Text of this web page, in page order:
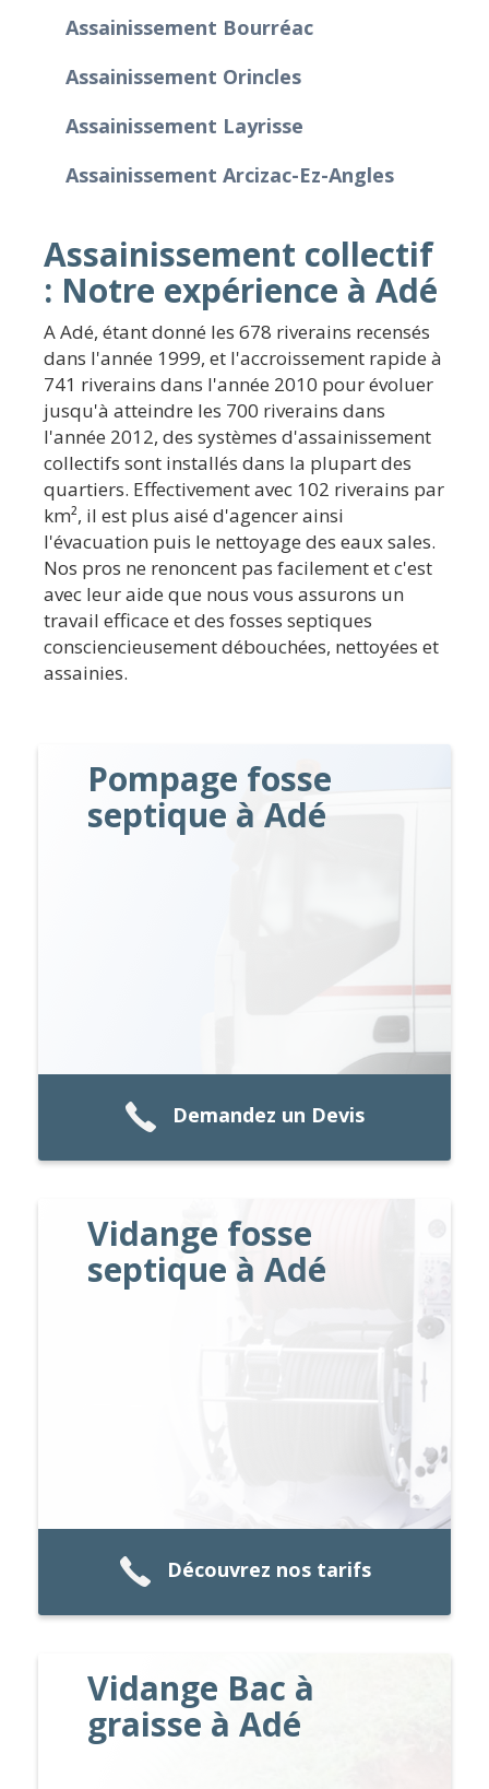
Assainissement Bourréac
Assainissement Orincles
Assainissement Layrisse
Assainissement Arcizac-Ez-Angles
Assainissement collectif
: Notre expérience à Adé
A Adé, étant donné les 678 riverains recensés
dans l'année 1999, et l'accroissement rapide à
741 riverains dans l'année 2010 pour évoluer
jusqu'à atteindre les 700 riverains dans
l'année 2012, des systèmes d'assainissement
collectifs sont installés dans la plupart des
quartiers. Effectivement avec 102 riverains par
km², il est plus aisé d'agencer ainsi
l'évacuation puis le nettoyage des eaux sales.
Nos pros ne renoncent pas facilement et c'est
avec leur aide que nous vous assurons un
travail efficace et des fosses septiques
consciencieusement débouchées, nettoyées et
assainies.
Pompage fosse
septique à Adé
Demandez un Devis
Vidange fosse
septique à Adé
Découvrez nos tarifs
Vidange Bac à
graisse à Adé